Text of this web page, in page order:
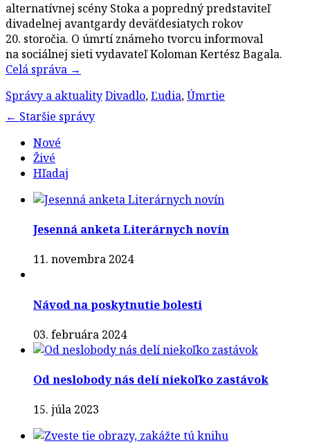
alternatívnej scény Stoka a popredný predstaviteľ
divadelnej avantgardy deväťdesiatych rokov
20. storočia. O úmrtí známeho tvorcu informoval
na sociálnej sieti vydavateľ Koloman Kertész Bagala.
Celá správa →
Správy a aktualityDivadlo,Ľudia,Úmrtie
Post
navigation
← Staršie správy
Nové
Živé
Hľadaj
Jesenná anketa Literárnych novín
11. novembra 2024
Návod na poskytnutie bolesti
03. februára 2024
Od neslobody nás delí niekoľko zastávok
15. júla 2023